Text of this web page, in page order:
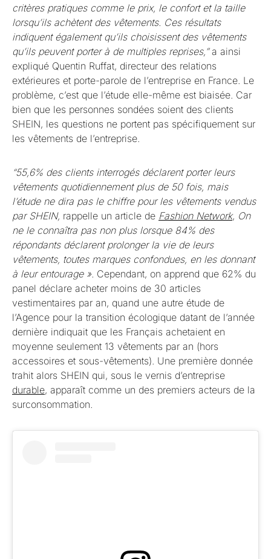
critères pratiques comme le prix, le confort et la taille
lorsqu’ils achètent des vêtements. Ces résultats
indiquent également qu’ils choisissent des vêtements
qu’ils peuvent porter à de multiples reprises,”a ainsi
expliqué Quentin Ruffat, directeur des relations
extérieures et porte-parole de l’entreprise en France. Le
problème, c’est que l’étude elle-même est biaisée. Car
bien que les personnes sondées soient des clients
SHEIN, les questions ne portent pas spécifiquement sur
les vêtements de l’entreprise.
“55,6% des clients interrogés déclarent porter leurs
vêtements quotidiennement plus de 50 fois, mais
l’étude ne dira pas le chiffre pour les vêtements vendus
par SHEIN, rappelle un article de Fashion Network, On
ne le connaîtra pas non plus lorsque 84% des
répondants déclarent prolonger la vie de leurs
vêtements, toutes marques confondues, en les donnant
à leur entourage ». Cependant, on apprend que 62% du
panel déclare acheter moins de 30 articles
vestimentaires par an, quand une autre étude de
l’Agence pour la transition écologique datant de l’année
dernière indiquait que les Français achetaient en
moyenne seulement 13 vêtements par an (hors
accessoires et sous-vêtements). Une première donnée
trahit alors SHEIN qui, sous le vernis d’entreprise
durable, apparaît comme un des premiers acteurs de la
surconsommation.